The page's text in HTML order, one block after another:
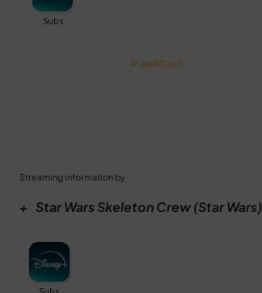
Streaming information by
+ Star Wars Skeleton Crew (Star Wars)